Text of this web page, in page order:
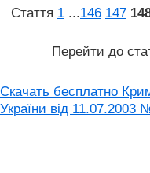
Стаття 1 ...146 147
Перейти до
Скачать бесплатно
України від 11.07.2003